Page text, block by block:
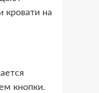
на
кнопки.